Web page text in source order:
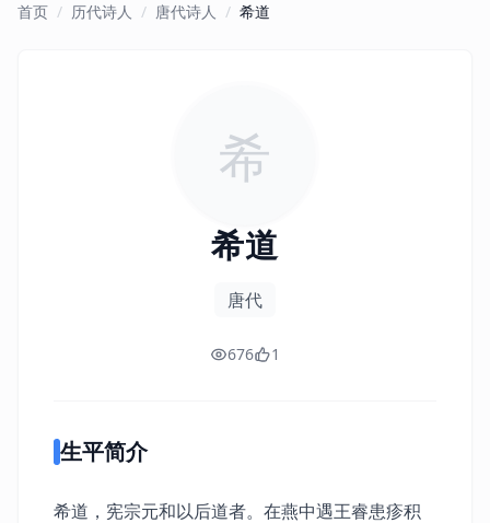
首页 / 历代诗人 / 唐代诗人 / 希道
希
希道
唐代
676 1
生平简介
希道，宪宗元和以后道者。在燕中遇王睿患疹积